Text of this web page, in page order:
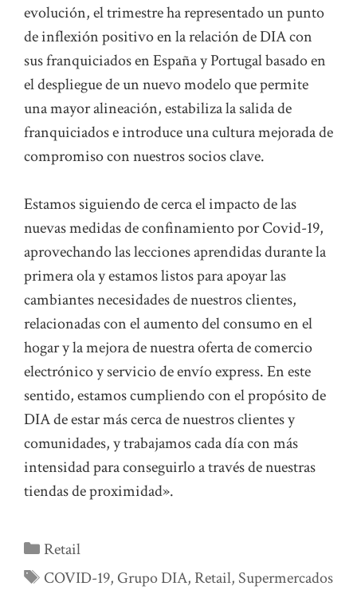
evolución, el trimestre ha representado un punto
de inflexión positivo en la relación de DIA con
sus franquiciados en España y Portugal basado en
el despliegue de un nuevo modelo que permite
una mayor alineación, estabiliza la salida de
franquiciados e introduce una cultura mejorada de
compromiso con nuestros socios clave.
Estamos siguiendo de cerca el impacto de las
nuevas medidas de confinamiento por Covid-19,
aprovechando las lecciones aprendidas durante la
primera ola y estamos listos para apoyar las
cambiantes necesidades de nuestros clientes,
relacionadas con el aumento del consumo en el
hogar y la mejora de nuestra oferta de comercio
electrónico y servicio de envío express. En este
sentido, estamos cumpliendo con el propósito de
DIA de estar más cerca de nuestros clientes y
comunidades, y trabajamos cada día con más
intensidad para conseguirlo a través de nuestras
tiendas de proximidad».
Categorías
Retail
Etiquetas
COVID-19, Grupo DIA, Retail, Supermercados